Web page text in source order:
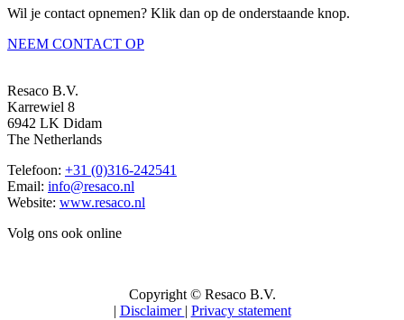
Wil je contact opnemen? Klik dan op de onderstaande knop.
NEEM CONTACT OP
Resaco B.V.
Karrewiel 8
6942 LK Didam
The Netherlands
Telefoon: +31 (0)316-242541
Email: info@resaco.nl
Website: www.resaco.nl
Volg ons ook online
Copyright © Resaco B.V.
| Disclaimer | Privacy statement